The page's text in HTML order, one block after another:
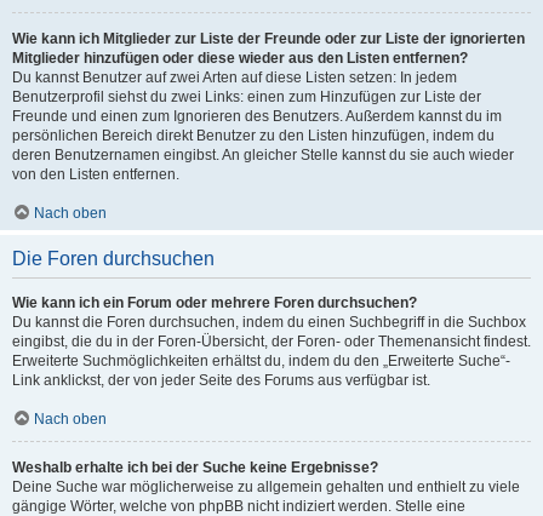
Wie kann ich Mitglieder zur Liste der Freunde oder zur Liste der ignorierten
Mitglieder hinzufügen oder diese wieder aus den Listen entfernen?
Du kannst Benutzer auf zwei Arten auf diese Listen setzen: In jedem
Benutzerprofil siehst du zwei Links: einen zum Hinzufügen zur Liste der
Freunde und einen zum Ignorieren des Benutzers. Außerdem kannst du im
persönlichen Bereich direkt Benutzer zu den Listen hinzufügen, indem du
deren Benutzernamen eingibst. An gleicher Stelle kannst du sie auch wieder
von den Listen entfernen.
Nach oben
Die Foren durchsuchen
Wie kann ich ein Forum oder mehrere Foren durchsuchen?
Du kannst die Foren durchsuchen, indem du einen Suchbegriff in die Suchbox
eingibst, die du in der Foren-Übersicht, der Foren- oder Themenansicht findest.
Erweiterte Suchmöglichkeiten erhältst du, indem du den „Erweiterte Suche“-
Link anklickst, der von jeder Seite des Forums aus verfügbar ist.
Nach oben
Weshalb erhalte ich bei der Suche keine Ergebnisse?
Deine Suche war möglicherweise zu allgemein gehalten und enthielt zu viele
gängige Wörter, welche von phpBB nicht indiziert werden. Stelle eine